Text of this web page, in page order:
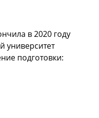
в 2020 году
университет
подготовки: